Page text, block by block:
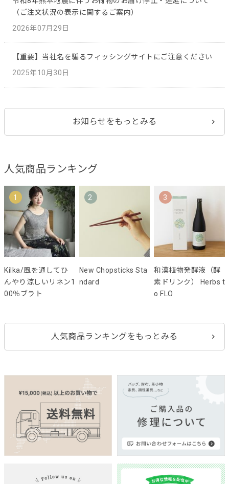
（ご注文状況の表示に関するご案内）
2026年07月29日
【重要】当社名を騙るフィッシングサイトにご注意ください
2025年10月30日
お知らせをもっとみる
人気商品ランキング
1
Kilka/風を通してひ
んやり涼しいリネン1
00％ブラト
2
New Chopsticks Sta
ndard
3
和漢植物発酵液（酵
素ドリンク） Herbs t
o FLO
人気商品ランキングをもっとみる